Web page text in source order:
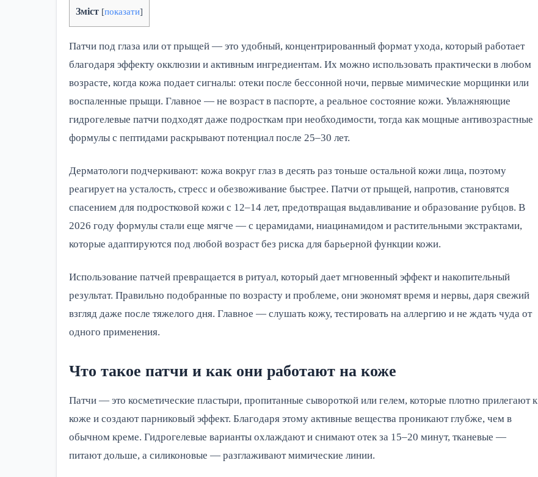
Зміст [показати]
Патчи под глаза или от прыщей — это удобный, концентрированный формат ухода, который работает
благодаря эффекту окклюзии и активным ингредиентам. Их можно использовать практически в любом
возрасте, когда кожа подает сигналы: отеки после бессонной ночи, первые мимические морщинки или
воспаленные прыщи. Главное — не возраст в паспорте, а реальное состояние кожи. Увлажняющие
гидрогелевые патчи подходят даже подросткам при необходимости, тогда как мощные антивозрастные
формулы с пептидами раскрывают потенциал после 25–30 лет.
Дерматологи подчеркивают: кожа вокруг глаз в десять раз тоньше остальной кожи лица, поэтому
реагирует на усталость, стресс и обезвоживание быстрее. Патчи от прыщей, напротив, становятся
спасением для подростковой кожи с 12–14 лет, предотвращая выдавливание и образование рубцов. В
2026 году формулы стали еще мягче — с церамидами, ниацинамидом и растительными экстрактами,
которые адаптируются под любой возраст без риска для барьерной функции кожи.
Использование патчей превращается в ритуал, который дает мгновенный эффект и накопительный
результат. Правильно подобранные по возрасту и проблеме, они экономят время и нервы, даря свежий
взгляд даже после тяжелого дня. Главное — слушать кожу, тестировать на аллергию и не ждать чуда от
одного применения.
Что такое патчи и как они работают на коже
Патчи — это косметические пластыри, пропитанные сывороткой или гелем, которые плотно прилегают к
коже и создают парниковый эффект. Благодаря этому активные вещества проникают глубже, чем в
обычном креме. Гидрогелевые варианты охлаждают и снимают отек за 15–20 минут, тканевые —
питают дольше, а силиконовые — разглаживают мимические линии.